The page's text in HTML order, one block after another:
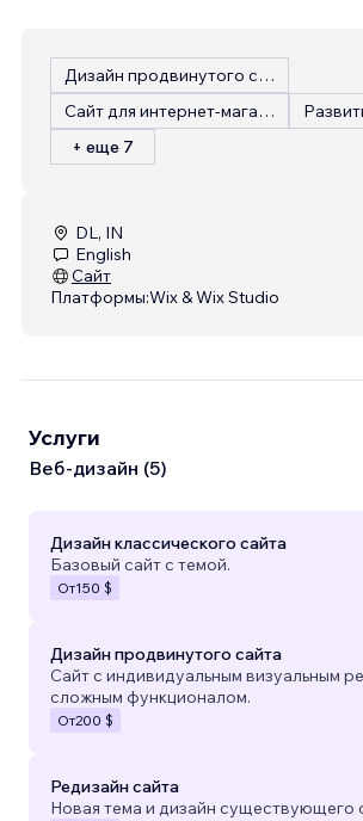
Дизайн продвинутого сайта
Сайт для интернет-магазина
+ еще 7
DL, IN
English
Сайт
Платформы:Wix & Wix Studio
Услуги
Веб-дизайн (5)
Дизайн классического сайта
Базовый сайт с темой.
От150 $
Дизайн продвинутого сайта
Сайт с индивидуальным визуальным
сложным функционалом.
От200 $
Редизайн сайта
Новая тема и дизайн существующего